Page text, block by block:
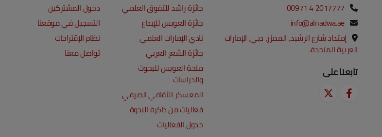
00971 4 2017777
info@alnadwa.ae
إمتداد شارع الرشيد، الممزر، دبي، الإمارات
العربية المتحدة.
تابعنا على
جائزة راشد للتفوق العلمي
جائزة العويس للإبداع
نادي الإمارات العلمي
جائزة الشعر العربي
منحة العويس للبحوث
والدراسات
المعسكر الثقافي الصيفي
فعاليات من ذاكرة الندوة
جدول الفعاليات
دخول المشتركين
التسجيل في موقعنا
نظام الإقتراحات
تواصل معنا